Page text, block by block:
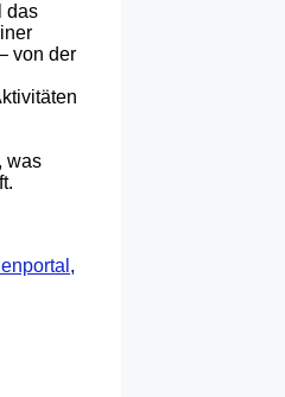
das
von der
was
,